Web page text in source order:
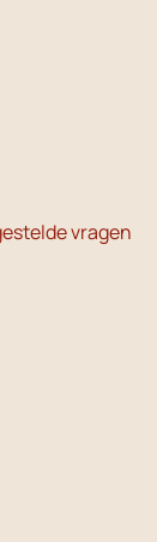
vragen